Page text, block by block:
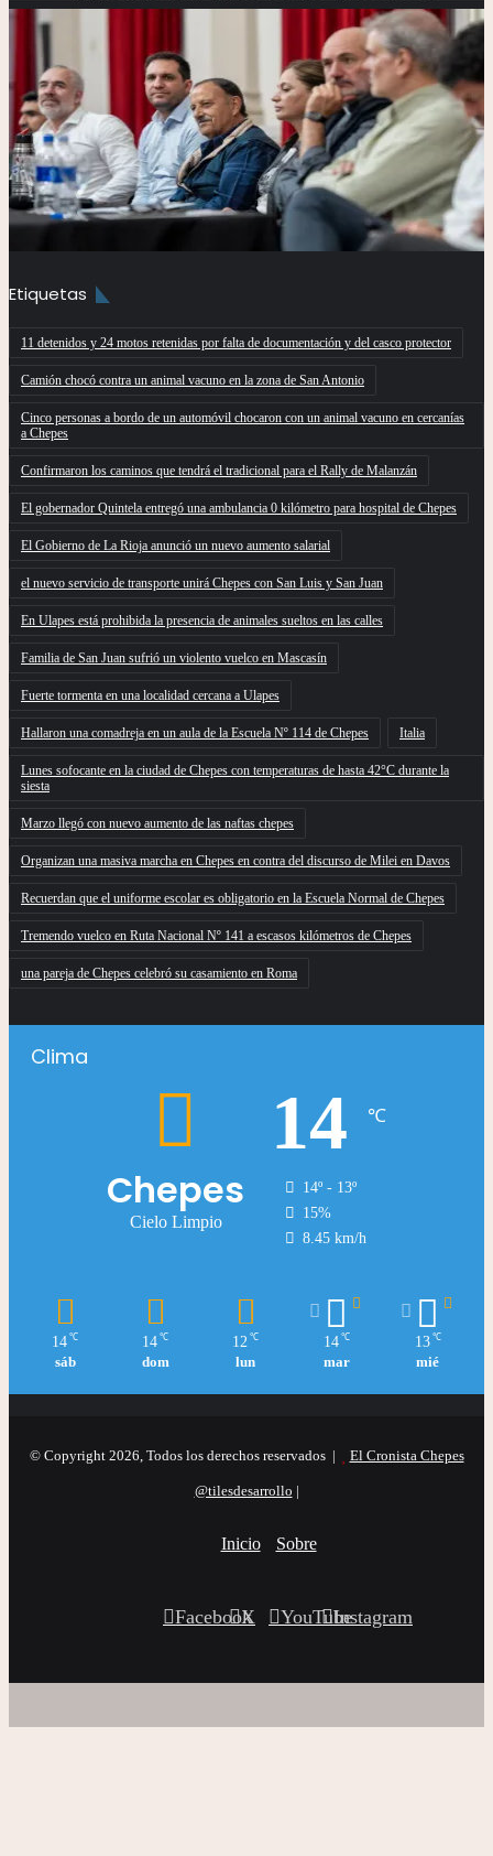
Etiquetas
11 detenidos y 24 motos retenidas por falta de documentación y del casco protector
Camión chocó contra un animal vacuno en la zona de San Antonio
Cinco personas a bordo de un automóvil chocaron con un animal vacuno en cercanías
a Chepes
Confirmaron los caminos que tendrá el tradicional para el Rally de Malanzán
El gobernador Quintela entregó una ambulancia 0 kilómetro para hospital de Chepes
El Gobierno de La Rioja anunció un nuevo aumento salarial
el nuevo servicio de transporte unirá Chepes con San Luis y San Juan
En Ulapes está prohibida la presencia de animales sueltos en las calles
Familia de San Juan sufrió un violento vuelco en Mascasín
Fuerte tormenta en una localidad cercana a Ulapes
Hallaron una comadreja en un aula de la Escuela Nº 114 de Chepes Italia
Lunes sofocante en la ciudad de Chepes con temperaturas de hasta 42°C durante la
siesta
Marzo llegó con nuevo aumento de las naftas chepes
Organizan una masiva marcha en Chepes en contra del discurso de Milei en Davos
Recuerdan que el uniforme escolar es obligatorio en la Escuela Normal de Chepes
Tremendo vuelco en Ruta Nacional Nº 141 a escasos kilómetros de Chepes
una pareja de Chepes celebró su casamiento en Roma
Clima
Chepes
Cielo Limpio
14 ℃
14º - 13º
15%
8.45 km/h
14 ℃
sáb
14 ℃
dom
12 ℃
lun
14 ℃
mar
13 ℃
mié
© Copyright 2026, Todos los derechos reservados | El Cronista Chepes
@tilesdesarrollo |
Inicio Sobre
Facebook
X YouTubeInstagram